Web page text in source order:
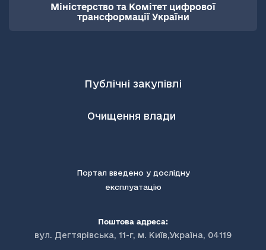
Міністерство та Комітет цифрової
трансформації України
Публічні закупівлі
Очищення влади
Портал введено у дослідну
експлуатацію
Поштова адреса:
вул. Дегтярівська, 11-г, м. Київ,Україна, 04119